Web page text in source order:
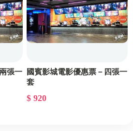
張一
國賓影城電影優惠票－四張一
套
$ 920